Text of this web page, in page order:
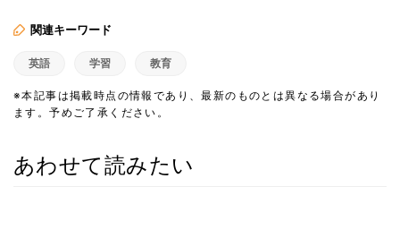
関連キーワード
英語 学習 教育
※本記事は掲載時点の情報であり、最新のものとは異なる場合があり
ます。予めご了承ください。
あわせて読みたい